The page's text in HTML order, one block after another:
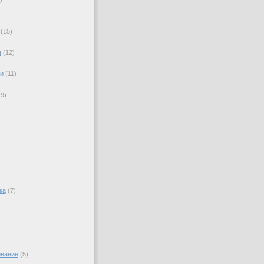
(15)
(12)
(11)
(7)
(5)